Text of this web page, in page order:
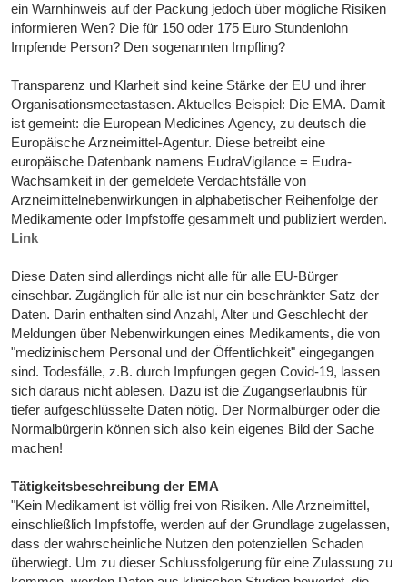
ein Warnhinweis auf der Packung jedoch über mögliche Risiken
informieren Wen? Die für 150 oder 175 Euro Stundenlohn
Impfende Person? Den sogenannten Impfling?
Transparenz und Klarheit sind keine Stärke der EU und ihrer
Organisationsmeetastasen. Aktuelles Beispiel: Die EMA. Damit
ist gemeint: die European Medicines Agency, zu deutsch die
Europäische Arzneimittel-Agentur. Diese betreibt eine
europäische Datenbank namens EudraVigilance = Eudra-
Wachsamkeit in der gemeldete Verdachtsfälle von
Arzneimittelnebenwirkungen in alphabetischer Reihenfolge der
Medikamente oder Impfstoffe gesammelt und publiziert werden.
Link
Diese Daten sind allerdings nicht alle für alle EU-Bürger
einsehbar. Zugänglich für alle ist nur ein beschränkter Satz der
Daten. Darin enthalten sind Anzahl, Alter und Geschlecht der
Meldungen über Nebenwirkungen eines Medikaments, die von
"medizinischem Personal und der Öffentlichkeit" eingegangen
sind. Todesfälle, z.B. durch Impfungen gegen Covid-19, lassen
sich daraus nicht ablesen. Dazu ist die Zugangserlaubnis für
tiefer aufgeschlüsselte Daten nötig. Der Normalbürger oder die
Normalbürgerin können sich also kein eigenes Bild der Sache
machen!
Tätigkeitsbeschreibung der EMA
"Kein Medikament ist völlig frei von Risiken. Alle Arzneimittel,
einschließlich Impfstoffe, werden auf der Grundlage zugelassen,
dass der wahrscheinliche Nutzen den potenziellen Schaden
überwiegt. Um zu dieser Schlussfolgerung für eine Zulassung zu